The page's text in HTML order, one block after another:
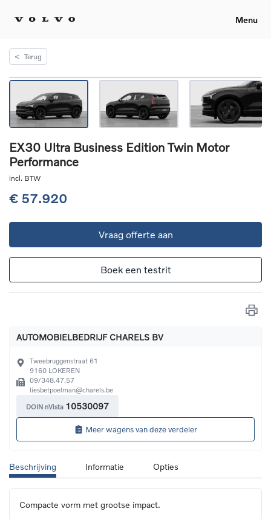
Menu
< Terug
EX30 Ultra Business Edition Twin Motor
Performance
incl. BTW
€ 57.920
Vraag offerte aan
Boek een testrit
AUTOMOBIELBEDRIJF CHARELS BV
Tweebruggenstraat 61
9160 LOKEREN
09/348.47.57
liesbetpoelman@charels.be
DOIN nVista 10530097
Meer wagens van deze verdeler
Beschrijving Informatie Opties
Compacte vorm met grootse impact.